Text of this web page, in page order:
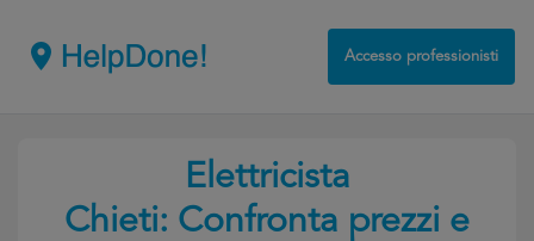
Accesso professionisti
Elettricista
Chieti: Confronta prezzi e